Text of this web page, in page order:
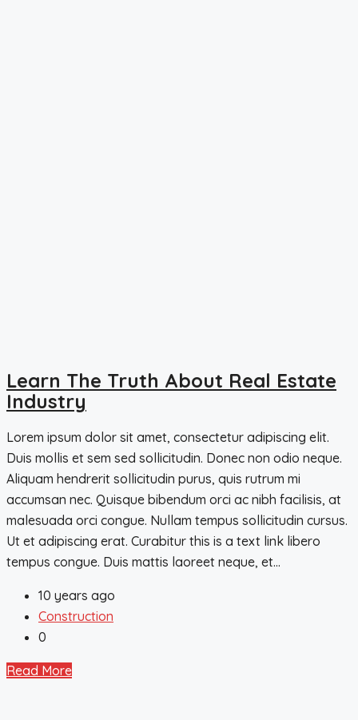
Learn The Truth About Real Estate
Industry
Lorem ipsum dolor sit amet, consectetur adipiscing elit.
Duis mollis et sem sed sollicitudin. Donec non odio neque.
Aliquam hendrerit sollicitudin purus, quis rutrum mi
accumsan nec. Quisque bibendum orci ac nibh facilisis, at
malesuada orci congue. Nullam tempus sollicitudin cursus.
Ut et adipiscing erat. Curabitur this is a text link libero
tempus congue. Duis mattis laoreet neque, et...
10 years ago
Construction
0
Read More